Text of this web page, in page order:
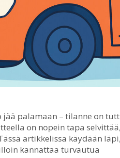
palamaan – tilanne on
on nopein tapa
artikkelissa käydään
kannattaa turvautua